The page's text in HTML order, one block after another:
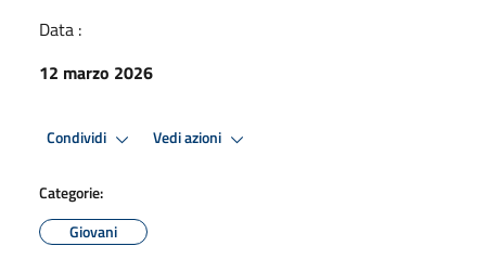
Data :
12 marzo 2026
Condividi Vedi azioni
Categorie:
Giovani